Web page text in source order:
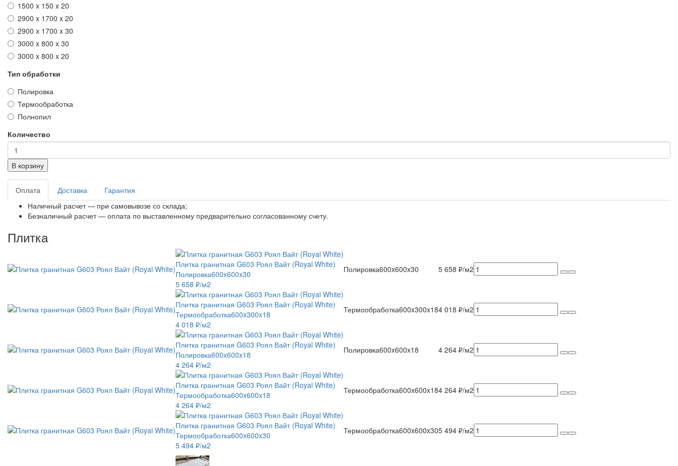
1500 x 150 x 20
2900 x 1700 x 20
2900 x 1700 x 30
3000 x 800 x 30
3000 x 800 x 20
Тип обработки
Полировка
Термообработка
Полнопил
Количество
В корзину
Оплата Доставка
Гарантия
Наличный расчет — при самовывозе со склада;
Безналичный расчет — оплата по выставленному предварительно согласованному счету.
Плитка
Плитка гранитная G603 Роял Вайт (Royal White)
Полировка600x600x30
5 658 ₽/м2
Полировка600x600x30 5 658 ₽/м2
Плитка гранитная G603 Роял Вайт (Royal White)
Термообработка600x300x18
4 018 ₽/м2
Термообработка600x300x184 018 ₽/м2
Плитка гранитная G603 Роял Вайт (Royal White)
Полировка600x600x18
4 264 ₽/м2
Полировка600x600x18 4 264 ₽/м2
Плитка гранитная G603 Роял Вайт (Royal White)
Термообработка600x600x18
4 264 ₽/м2
Термообработка600x600x184 264 ₽/м2
Плитка гранитная G603 Роял Вайт (Royal White)
Термообработка600x600x30
5 494 ₽/м2
Термообработка600x600x305 494 ₽/м2